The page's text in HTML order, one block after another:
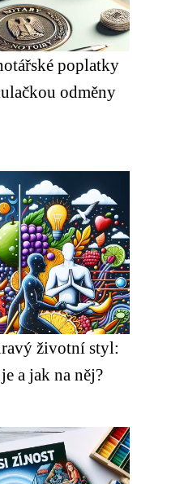
poplatky
odměny
životní styl:
a jak na něj?